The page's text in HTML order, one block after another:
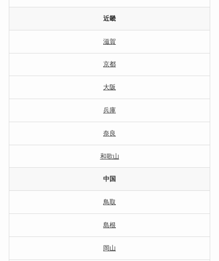
近畿
滋賀
京都
大阪
兵庫
奈良
和歌山
中国
鳥取
島根
岡山